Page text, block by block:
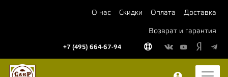
О нас Скидки Оплата Доставка
Возврат и гарантия
+7 (495) 664-67-94